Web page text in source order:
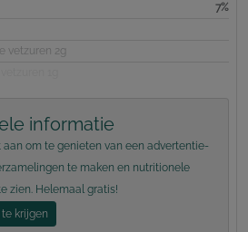
7%
vetzuren 2g
informatie
om te genieten van een advertentie-
te maken en nutritionele
zien. Helemaal gratis!
krijgen